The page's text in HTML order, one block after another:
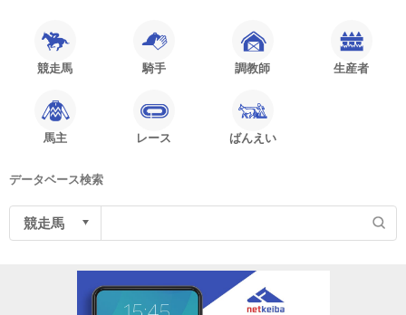
競走馬 騎手 調教師 生産者
馬主 レース ばんえい
データベース検索